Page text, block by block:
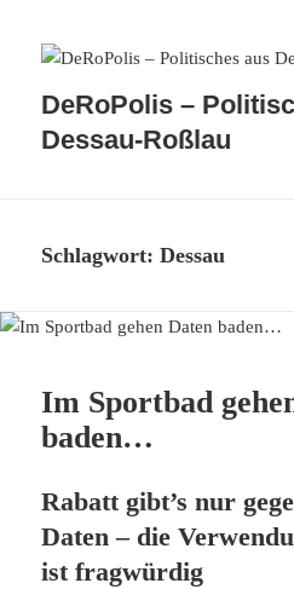
DeRoPolis –
Dessau-Roßlau
Schlagwort:Dessau
Im Sportbad
baden…
Rabatt gibt’s nur
Daten – die
ist fragwürdig